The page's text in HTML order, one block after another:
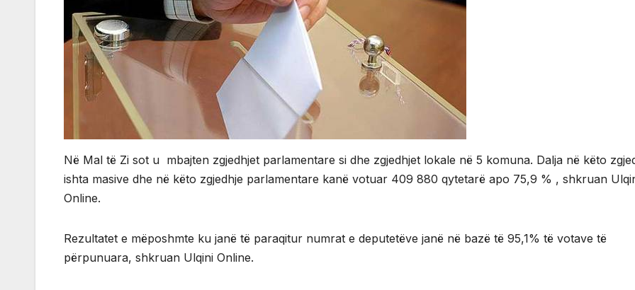
Në Mal të Zi sot u mbajten zgjedhjet parlamentare si dhe zgjedhjet lokale në 5 komuna. Dalja në këto
ishta masive dhe në këto zgjedhje parlamentare kanë votuar 409 880 qytetarë apo 75,9 % , shkruan
Online.
Rezultatet e mëposhmte ku janë të paraqitur numrat e deputetëve janë në bazë të 95,1% të votave të
përpunuara, shkruan Ulqini Online.